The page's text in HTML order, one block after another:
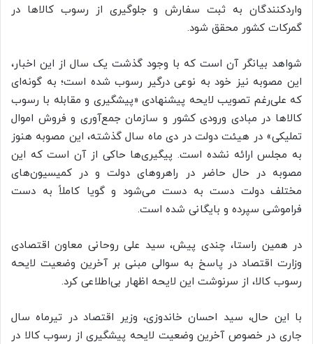
واردکنندگان به ثبت سفارش و جلوگیری از رسوب کالاها در
گمرکات کشور محقق شود.
شواهد بیانگر آن است که با وجود گذشت یک سال از این اخبار،
این مصوبه نیز خود به نوعی درگیر رسوب شده است؛ به گونه‌ای
که علی‌رغم تصویب لایحه پیشنهادی «پیشگیری و مقابله با رسوب
کالاها در مبادی ورودی کشور و سازمان جمع‌آوری و فروش اموال
تملیکی» در هیئت دولت در دی ماه سال گذشته، این مصوبه هنوز
به مجلس ارائه نشده است. پیگیری‌ها حاکی از آن است که این
مصوبه در حال حاضر در راهروهای دولت و در کمیسیون‌های
مختلف دولت دست به دست می‌شود و گویا کاملاً به دست
فراموشی سپرده و بایگانی شده است.
در همین راستا، چندی پیش، سید علی روحانی معاون اقتصادی
وزارت اقتصاد در پاسخ به سوالی مبنی بر آخرین وضعیت لایحه
رسوب کالا، از سرنوشت این لایحه اظهار بی‌اطلاعی کرد.
با این حال، سید احسان خاندوزی، وزیر اقتصاد در تیرماه سال
جاری در خصوص آخرین وضعیت لایحه پیشگیری از رسوب کالا در